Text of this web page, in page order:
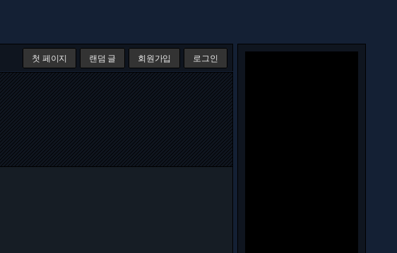
첫 페이지 랜덤 글 회원가입 로그인